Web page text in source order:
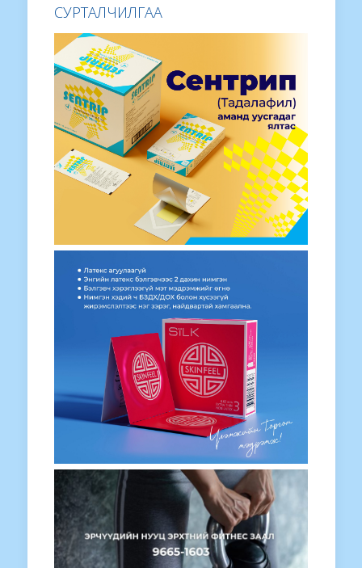
СУРТАЛЧИЛГАА